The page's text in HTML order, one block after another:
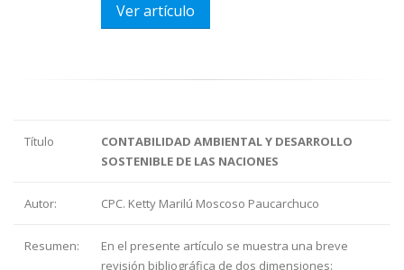
Ver artículo
Título
CONTABILIDAD AMBIENTAL Y DESARROLLO
SOSTENIBLE DE LAS NACIONES
Autor: CPC. Ketty Marilú Moscoso Paucarchuco
Resumen:
En el presente artículo se muestra una breve
revisión bibliográfica de dos dimensiones: